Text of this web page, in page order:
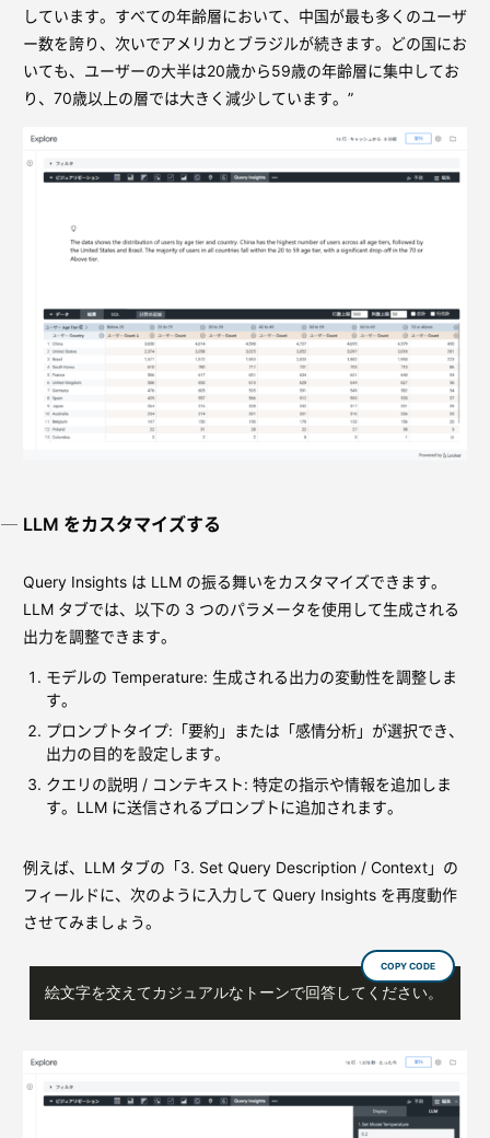
しています。すべての年齢層において、中国が最も多くのユーザ
ー数を誇り、次いでアメリカとブラジルが続きます。どの国にお
いても、ユーザーの大半は20歳から59歳の年齢層に集中してお
り、70歳以上の層では大きく減少しています。”
LLM をカスタマイズする
Query Insights は LLM の振る舞いをカスタマイズできます。
LLM タブでは、以下の 3 つのパラメータを使用して生成される
出力を調整できます。
モデルの Temperature: 生成される出力の変動性を調整しま
す。
プロンプトタイプ:「要約」または「感情分析」が選択でき、
出力の目的を設定します。
クエリの説明 / コンテキスト: 特定の指示や情報を追加しま
す。LLM に送信されるプロンプトに追加されます。
例えば、LLM タブの「3. Set Query Description / Context」の
フィールドに、次のように入力して Query Insights を再度動作
させてみましょう。
COPY CODE
絵文字を交えてカジュアルなトーンで回答してください。